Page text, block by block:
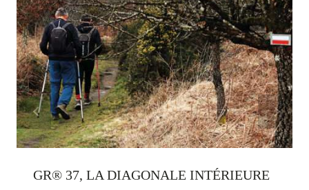
GR® 37, LA DIAGONALE INTÉRIEURE